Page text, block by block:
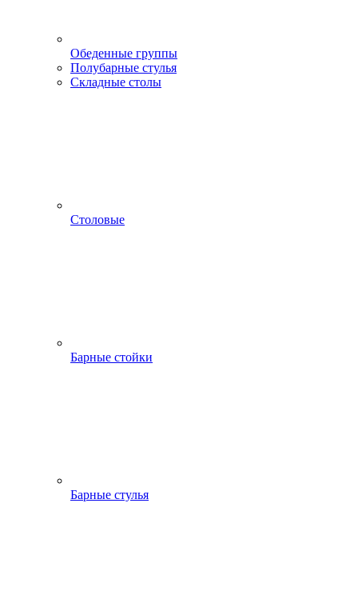
Обеденные группы
Полубарные стулья
Складные столы
Столовые
Барные стойки
Барные стулья